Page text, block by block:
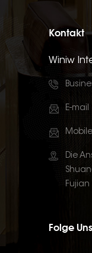
Kontakt
Winiw
E-mail
Die
Folge